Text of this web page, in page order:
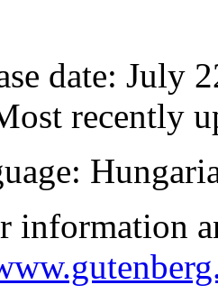
date: July
recently
:
information